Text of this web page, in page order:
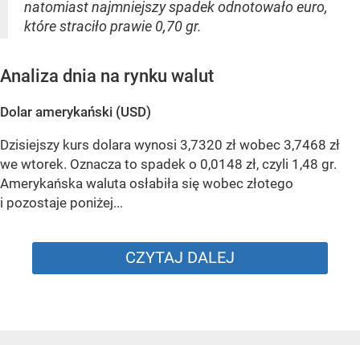
natomiast najmniejszy spadek odnotowało euro,
które straciło prawie 0,70 gr.
Analiza dnia na rynku walut
Dolar amerykański (USD)
Dzisiejszy kurs dolara wynosi 3,7320 zł wobec 3,7468 zł
we wtorek. Oznacza to spadek o 0,0148 zł, czyli 1,48 gr.
Amerykańska waluta osłabiła się wobec złotego
i pozostaje poniżej...
CZYTAJ DALEJ